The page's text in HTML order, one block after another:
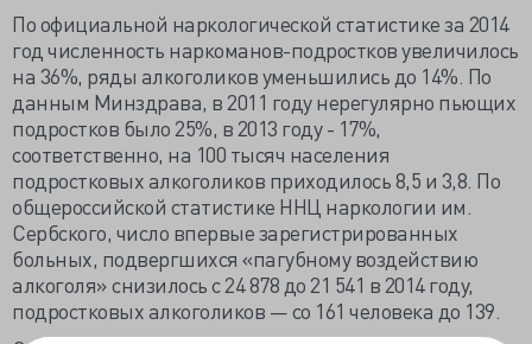
По официальной наркологической статистике за 2014
год численность наркоманов-подростков увеличилось
на 36%, ряды алкоголиков уменьшились до 14%. По
данным Минздрава, в 2011 году нерегулярно пьющих
подростков было 25%, в 2013 году - 17%,
соответственно, на 100 тысяч населения
подростковых алкоголиков приходилось 8,5 и 3,8. По
общероссийской статистике ННЦ наркологии им.
Сербского, число впервые зарегистрированных
больных, подвергшихся «пагубному воздействию
алкоголя» снизилось с 24 878 до 21 541 в 2014 году,
подростковых алкоголиков — со 161 человека до 139.